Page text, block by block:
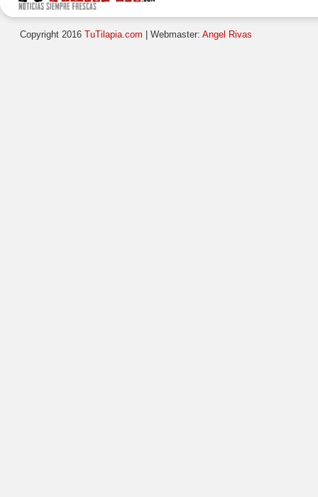
Copyright 2016 TuTilapia.com | Webmaster: Angel Rivas